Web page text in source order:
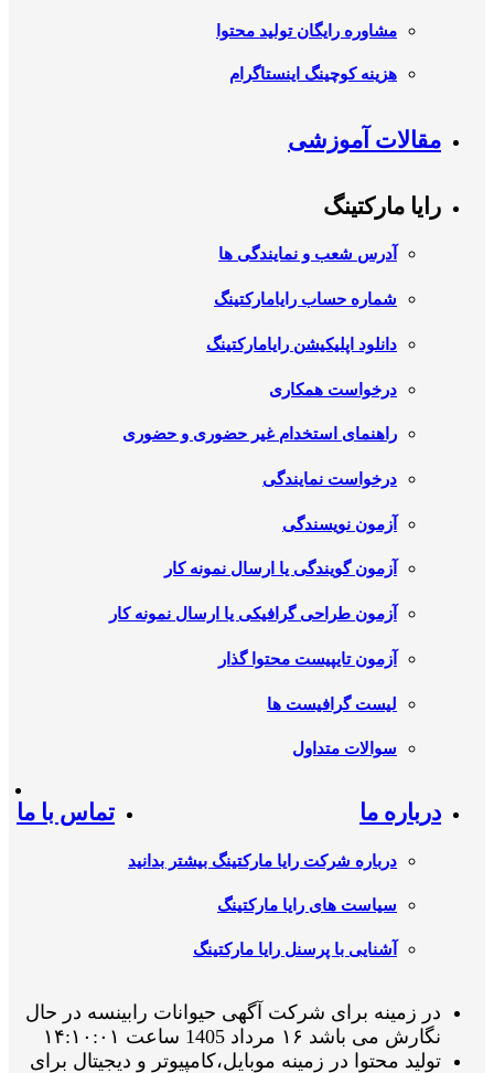
مشاوره رایگان تولید محتوا
هزینه کوچینگ اینستاگرام
مقالات آموزشی
رایا مارکتینگ
آدرس شعب و نمایندگی ها
شماره حساب رایامارکتینگ
دانلود اپلیکیشن رایامارکتینگ
درخواست همکاری
راهنمای استخدام غیر حضوری و حضوری
درخواست نمایندگی
آزمون نویسندگی
آزمون گویندگی یا ارسال نمونه کار
آزمون طراحی گرافیکی یا ارسال نمونه کار
آزمون تایپیست محتوا گذار
لیست گرافیست ها
سوالات متداول
درباره ما
درباره شرکت رایا مارکتینگ بیشتر بدانید
سیاست های رایا مارکتینگ
آشنایی با پرسنل رایا مارکتینگ
تماس با ما
در زمینه برای شرکت آگهی حیوانات رابینسه در حال
نگارش می باشد ۱۶ مرداد 1405 ساعت ۱۴:۱۰:۰۱
تولید محتوا در زمینه موبایل،کامپیوتر و دیجیتال برای